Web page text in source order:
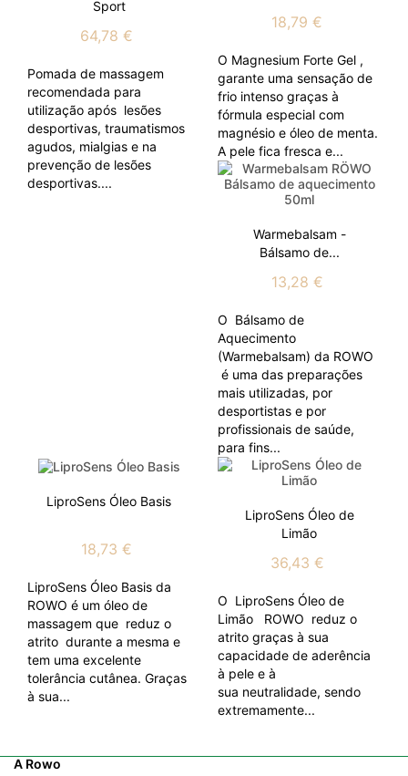
Sport
64,78 €
Pomada de massagem
recomendada para
utilização após lesões
desportivas, traumatismos
agudos, mialgias e na
prevenção de lesões
desportivas....
18,79 €
O Magnesium Forte Gel ,
garante uma sensação de
frio intenso graças à
fórmula especial com
magnésio e óleo de menta.
A pele fica fresca e...
Warmebalsam -
Bálsamo de...
13,28 €
O Bálsamo de
Aquecimento
(Warmebalsam) da ROWO
é uma das preparações
mais utilizadas, por
desportistas e por
profissionais de saúde,
para fins...
LiproSens Óleo Basis
18,73 €
LiproSens Óleo Basis da
ROWO é um óleo de
massagem que reduz o
atrito durante a mesma e
tem uma excelente
tolerância cutânea. Graças
à sua...
LiproSens Óleo de
Limão
36,43 €
O LiproSens Óleo de
Limão ROWO reduz o
atrito graças à sua
capacidade de aderência
à pele e à
sua neutralidade, sendo
extremamente...
A Rowo